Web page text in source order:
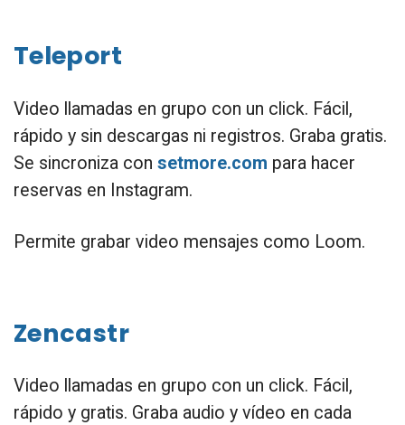
Teleport
Video llamadas en grupo con un click. Fácil,
rápido y sin descargas ni registros. Graba gratis.
Se sincroniza con setmore.com para hacer
reservas en Instagram.
Permite grabar video mensajes como Loom.
Zencastr
Video llamadas en grupo con un click. Fácil,
rápido y gratis. Graba audio y vídeo en cada